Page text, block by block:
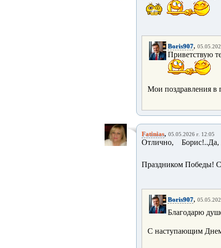
Boris907,
Приветствую
Мои поздравления
Fatinias, 05.05.2026 г. 12:05
Отлично,
Праздником Победы!
Boris907,
Благодарю
С наступающим